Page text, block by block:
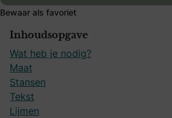
Bewaar als favoriet
Inhoudsopgave
Wat heb je nodig?
Maat
Stansen
Tekst
Lijmen